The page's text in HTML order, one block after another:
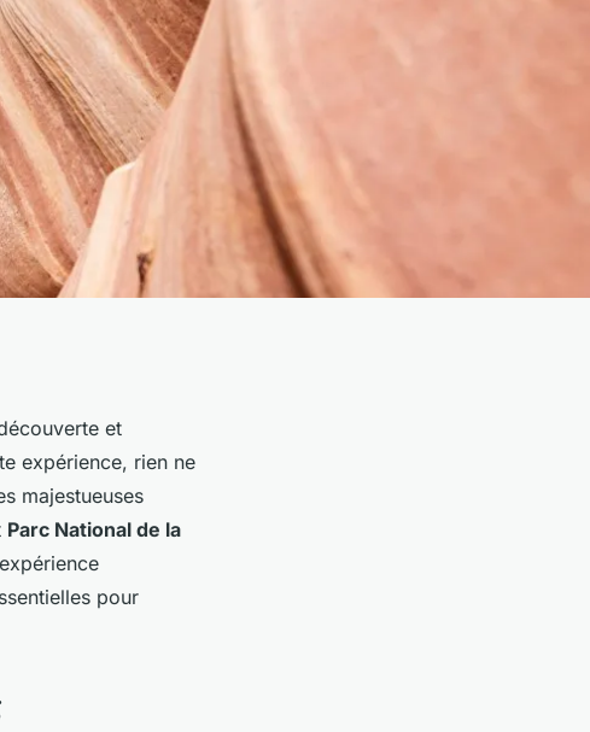
et
expérience, rien ne
majestueuses
Parc National de la
pour